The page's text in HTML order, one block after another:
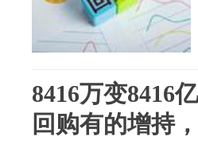
8416万变8416
回购有的增持